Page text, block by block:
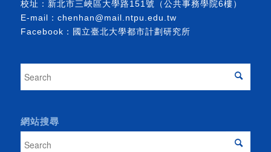
校址：新北市三峽區大學路151號（公共事務學院6樓）
E-mail： chenhan@mail.ntpu.edu.tw
Facebook： 國立臺北大學都市計劃研究所
網站搜尋